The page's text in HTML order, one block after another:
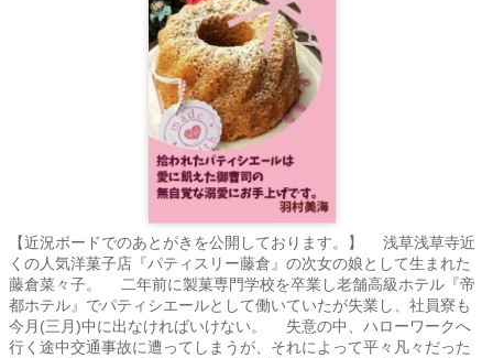
【近況ボードでのあとがきを公開しております。】 浅草浅草寺近
くの人気洋菓子店『パティスリー藤倉』の次女の娘として生まれた
藤倉菜々子。 二年前に製菓専門学校を卒業し老舗高級ホテル『帝
都ホテル』でパティシエールとして働いていたが失業し、社員寮も
今月(三月)中に出なければいけない。 失意の中、ハローワークへ
行く途中交通事故に遭ってしまうが、それによって平々凡々だった